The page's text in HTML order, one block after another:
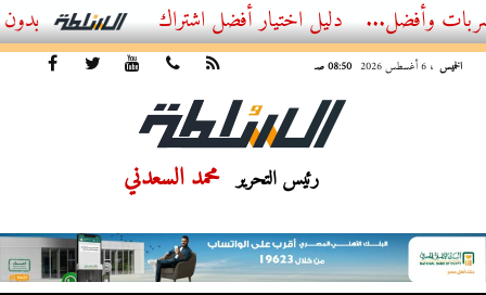
أفضل اشتراك IPTV بدون تقطيع 2026 – دليل المشاهد العصري
الخميس ، 6 أغسطس 2026 08:50 صـ
رئيس التحرير محمد السعدني